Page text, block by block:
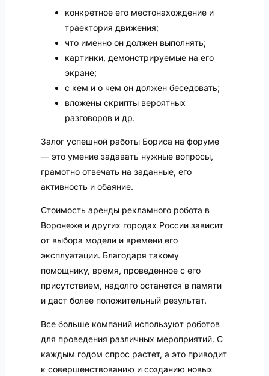
конкретное его местонахождение и
траектория движения;
что именно он должен выполнять;
картинки, демонстрируемые на его
экране;
с кем и о чем он должен беседовать;
вложены скрипты вероятных
разговоров и др.
Залог успешной работы Бориса на форуме
— это умение задавать нужные вопросы,
грамотно отвечать на заданные, его
активность и обаяние.
Стоимость аренды рекламного робота в
Воронеже и других городах России зависит
от выбора модели и времени его
эксплуатации. Благодаря такому
помощнику, время, проведенное с его
присутствием, надолго останется в памяти
и даст более положительный результат.
Все больше компаний используют роботов
для проведения различных мероприятий. С
каждым годом спрос растет, а это приводит
к совершенствованию и созданию новых